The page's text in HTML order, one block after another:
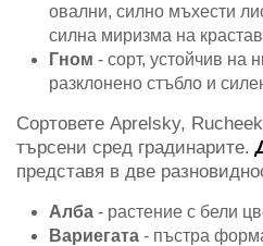
овални, силно мъхести
силна миризма на
Гном - сорт, устойчив на
разклонено стъбло и
Сортовете Aprelsky,
търсени сред градинарите.
представя в две
Алба - растение с бели
Вариегата - пъстра